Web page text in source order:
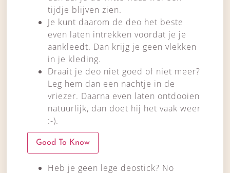
tijdje blijven zien.
Je kunt daarom de deo het beste
even laten intrekken voordat je je
aankleedt. Dan krijg je geen vlekken
in je kleding.
Draait je deo niet goed of niet meer?
Leg hem dan een nachtje in de
vriezer. Daarna even laten ontdooien
natuurlijk, dan doet hij het vaak weer
:-).
Good To Know
Heb je geen lege deostick? No